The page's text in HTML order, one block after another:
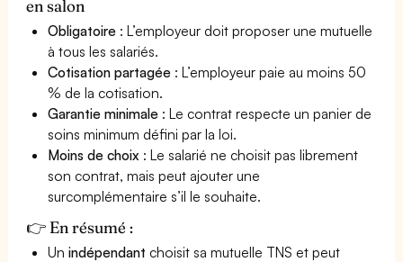
en salon
Obligatoire : L’employeur doit proposer une mutuelle
à tous les salariés.
Cotisation partagée : L’employeur paie au moins 50
% de la cotisation.
Garantie minimale : Le contrat respecte un panier de
soins minimum défini par la loi.
Moins de choix : Le salarié ne choisit pas librement
son contrat, mais peut ajouter une
surcomplémentaire s’il le souhaite.
👉 En résumé :
Unindépendant choisit sa mutuelle TNS et peut